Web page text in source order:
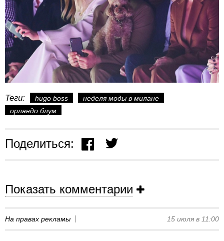
Теги: hugo boss
неделя моды в милане
орландо блум
Поделиться:
Показать комментарии
На правах рекламы 15 июля в 11:00